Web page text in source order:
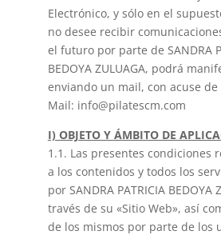
Electrónico, y sólo en el
no desee recibir
el futuro por parte de SANDRA
BEDOYA ZULUAGA, podrá
enviando un mail, con acuse de
Mail: info@pilatescm.com
I) OBJETO Y ÁMBITO DE
1.1. Las presentes condiciones
a los contenidos y todos los
por SANDRA PATRICIA BEDOYA
través de su «Sitio Web», así
de los mismos por parte de los